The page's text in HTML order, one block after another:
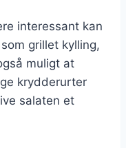
interessant kan
grillet kylling,
muligt at
krydderurter
salaten et